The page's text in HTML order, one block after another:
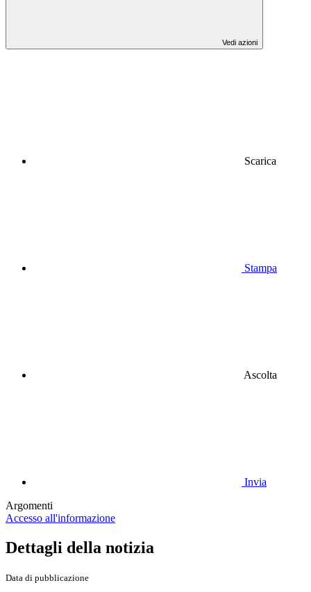
Vedi azioni
Scarica
Stampa
Ascolta
Invia
Argomenti
Accesso all'informazione
Dettagli della notizia
Data di pubblicazione